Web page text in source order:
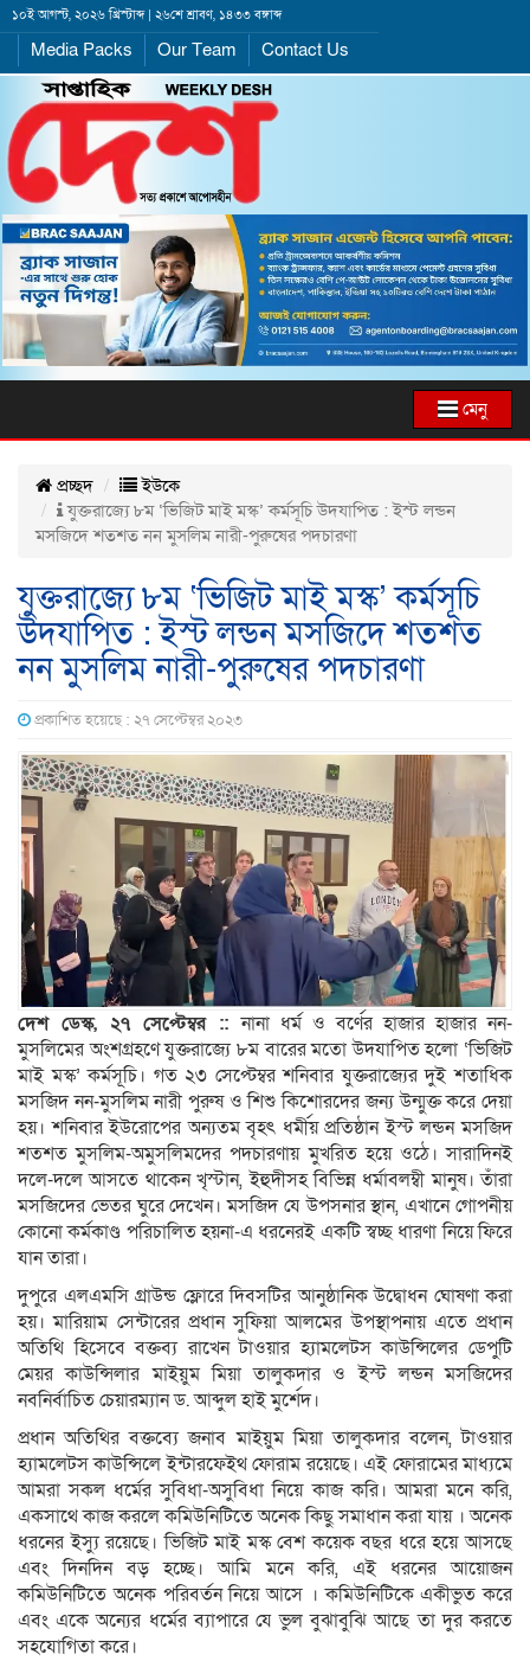
১০ই আগস্ট, ২০২৬ খ্রিস্টাব্দ | ২৬শে শ্রাবণ, ১৪৩৩ বঙ্গাব্দ
Media Packs Our Team Contact Us
মেনু
প্রচ্ছদ
ইউকে
যুক্তরাজ্যে ৮ম ‘ভিজিট মাই মস্ক’ কর্মসূচি উদযাপিত : ইস্ট লন্ডন
মসজিদে শতশত নন মুসলিম নারী-পুরুষের পদচারণা
যুক্তরাজ্যে ৮ম ‘ভিজিট মাই মস্ক’ কর্মসূচি
উদযাপিত : ইস্ট লন্ডন মসজিদে শতশত
নন মুসলিম নারী-পুরুষের পদচারণা
প্রকাশিত হয়েছে : ২৭ সেপ্টেম্বর ২০২৩
দেশ ডেস্ক, ২৭ সেপ্টেম্বর ::নানা ধর্ম ও বর্ণের হাজার হাজার নন-
মুসলিমের অংশগ্রহণে যুক্তরাজ্যে ৮ম বারের মতো উদযাপিত হলো ‘ভিজিট
মাই মস্ক’ কর্মসূচি। গত ২৩ সেপ্টেম্বর শনিবার যুক্তরাজ্যের দুই শতাধিক
মসজিদ নন-মুসলিম নারী পুরুষ ও শিশু কিশোরদের জন্য উন্মুক্ত করে দেয়া
হয়। শনিবার ইউরোপের অন্যতম বৃহৎ ধর্মীয় প্রতিষ্ঠান ইস্ট লন্ডন মসজিদ
শতশত মুসলিম-অমুসলিমদের পদচারণায় মুখরিত হয়ে ওঠে। সারাদিনই
দলে-দলে আসতে থাকেন খৃস্টান, ইহুদীসহ বিভিন্ন ধর্মাবলম্বী মানুষ। তাঁরা
মসজিদের ভেতর ঘুরে দেখেন। মসজিদ যে উপসনার স্থান, এখানে গোপনীয়
কোনো কর্মকাণ্ড পরিচালিত হয়না-এ ধরনেরই একটি স্বচ্ছ ধারণা নিয়ে ফিরে
যান তারা।
দুপুরে এলএমসি গ্রাউন্ড ফ্লোরে দিবসটির আনুষ্ঠানিক উদ্বোধন ঘোষণা করা
হয়। মারিয়াম সেন্টারের প্রধান সুফিয়া আলমের উপস্থাপনায় এতে প্রধান
অতিথি হিসেবে বক্তব্য রাখেন টাওয়ার হ্যামলেটস কাউন্সিলের ডেপুটি
মেয়র কাউন্সিলার মাইয়ুম মিয়া তালুকদার ও ইস্ট লন্ডন মসজিদের
নবনির্বাচিত চেয়ারম্যান ড. আব্দুল হাই মুর্শেদ।
প্রধান অতিথির বক্তব্যে জনাব মাইয়ুম মিয়া তালুকদার বলেন, টাওয়ার
হ্যামলেটস কাউন্সিলে ইন্টারফেইথ ফোরাম রয়েছে। এই ফোরামের মাধ্যমে
আমরা সকল ধর্মের সুবিধা-অসুবিধা নিয়ে কাজ করি। আমরা মনে করি,
একসাথে কাজ করলে কমিউনিটিতে অনেক কিছু সমাধান করা যায় । অনেক
ধরনের ইস্যু রয়েছে। ভিজিট মাই মস্ক বেশ কয়েক বছর ধরে হয়ে আসছে
এবং দিনদিন বড় হচ্ছে। আমি মনে করি, এই ধরনের আয়োজন
কমিউনিটিতে অনেক পরিবর্তন নিয়ে আসে । কমিউনিটিকে একীভুত করে
এবং একে অন্যের ধর্মের ব্যাপারে যে ভুল বুঝাবুঝি আছে তা দুর করতে
সহযোগিতা করে।